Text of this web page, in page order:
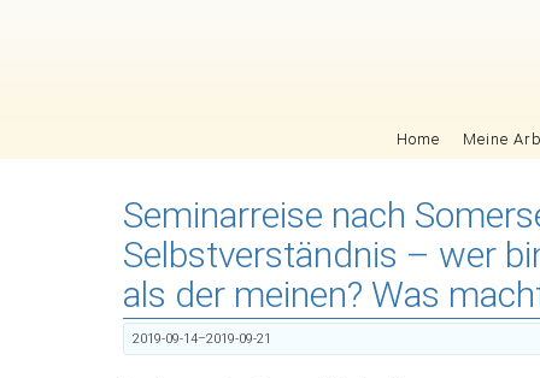
Home Meine
Seminarreise nach
Selbstverständnis – wer
als der meinen? Was
2019-09-14–2019-09-21